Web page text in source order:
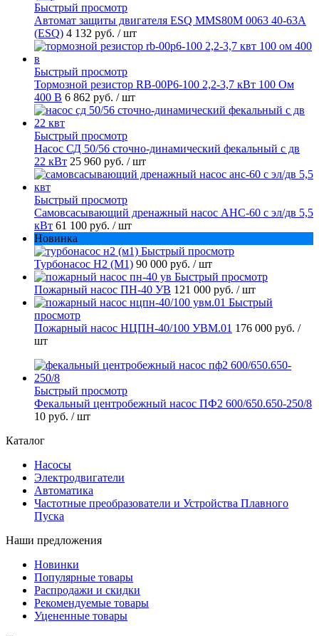
Быстрый просмотр
Автомат защиты двигателя ESQ MMS80M 0063 40-63А
(ESQ) 4 132 руб. / шт
Быстрый просмотр
Тормозной резистор RB-00P6-100 2,2-3,7 кВт 100 Ом
400 В 6 862 руб. / шт
Быстрый просмотр
Насос СД 50/56 сточно-динамический фекальный с дв
22 кВт 25 960 руб. / шт
Быстрый просмотр
Самовсасывающий дренажный насос АНС-60 с эл/дв 5,5
кВт 61 100 руб. / шт
Новинка
Быстрый просмотр
Турбонасос Н2 (М1) 90 000 руб. / шт
Быстрый просмотр
Пожарный насос ПН-40 УВ 121 000 руб. / шт
Быстрый
просмотр
Пожарный насос НЦПН-40/100 УВМ.01 176 000 руб. /
шт
Быстрый просмотр
Фекальный центробежный насос ПФ2 600/650.650-250/8
10 руб. / шт
Каталог
Насосы
Электродвигатели
Автоматика
Частотные преобразователи и Устройства Плавного
Пуска
Наши предложения
Новинки
Популярные товары
Распродажи и скидки
Рекомендуемые товары
Уцененные товары